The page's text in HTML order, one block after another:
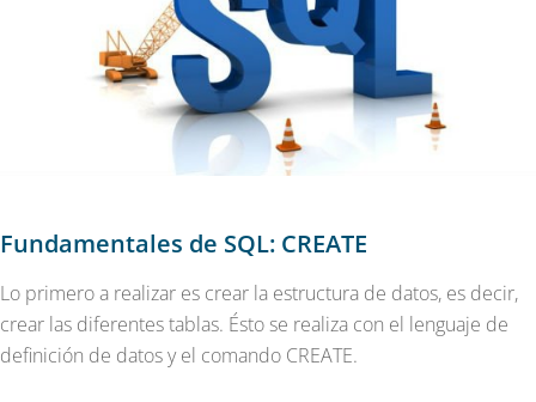
Fundamentales de SQL: CREATE
Lo primero a realizar es crear la estructura de datos, es decir,
crear las diferentes tablas. Ésto se realiza con el lenguaje de
definición de datos y el comando CREATE.